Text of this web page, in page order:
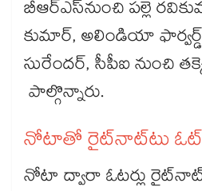
బీఆర్ఎస్​నుంచి పల్లె
కుమార్, అలిండియా
సురేందర్, సీపీఐ నుంచి
పాల్గొన్నారు.
నోటాతో రైట్​నాట్​టు
నోటా ద్వారా ఓటర్లు